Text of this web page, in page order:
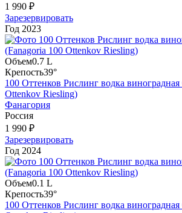
1 990 ₽
Зарезервировать
Год 2023
Объем0.7 L
Крепость39°
100 Оттенков Рислинг водка
Ottenkov Riesling)
Фанагория
Россия
1 990 ₽
Зарезервировать
Год 2024
Объем0.1 L
Крепость39°
100 Оттенков Рислинг водка